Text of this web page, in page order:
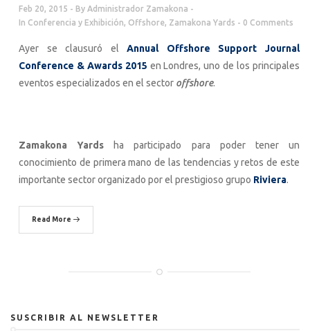
Feb 20, 2015 By Administrador Zamakona
In Conferencia y Exhibición, Offshore, Zamakona Yards 0 Comments
Ayer se clausuró elAnnual Offshore Support Journal
Conference & Awards 2015 en Londres, uno de los principales
eventos especializados en el sector offshore.
Zamakona Yards ha participado para poder tener un
conocimiento de primera mano de las tendencias y retos de este
importante sector organizado por el prestigioso grupo Riviera.
Read More
SUSCRIBIR AL NEWSLETTER